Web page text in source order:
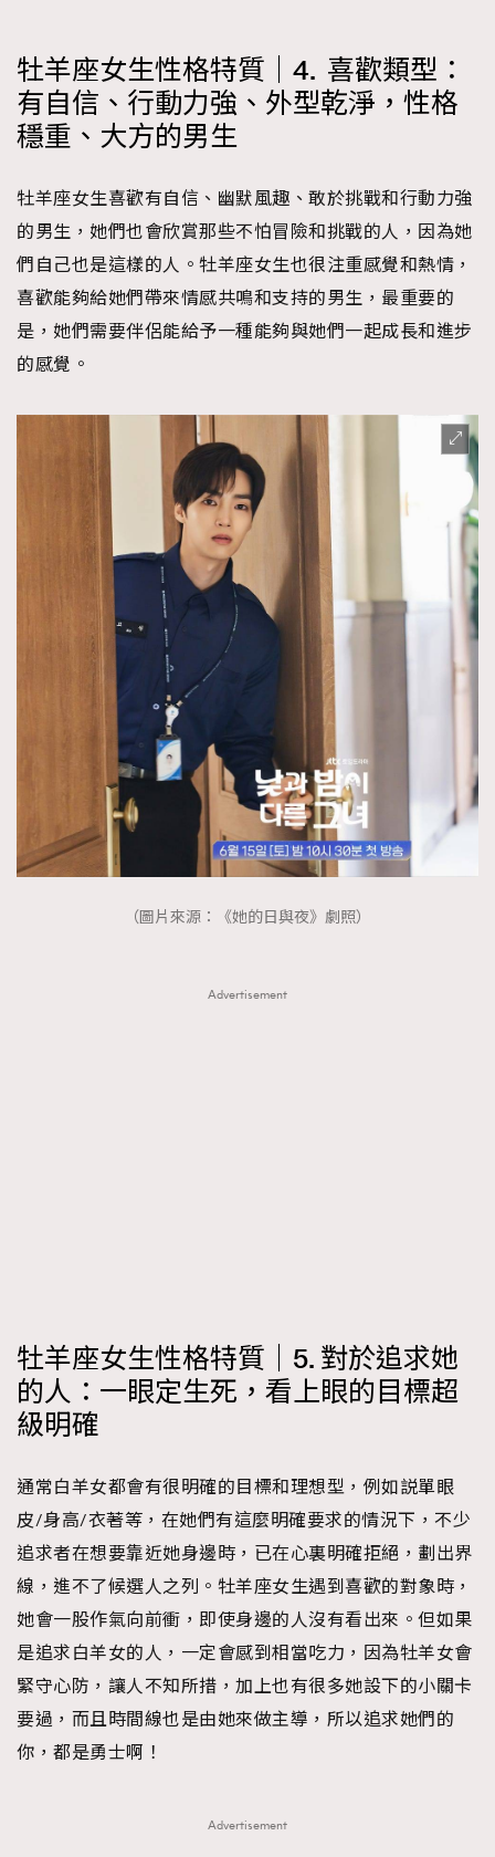
牡羊座女生性格特質｜4. 喜歡類型：
有自信、行動力強、外型乾淨，性格
穩重、大方的男生
牡羊座女生喜歡有自信、幽默風趣、敢於挑戰和行動力強
的男生，她們也會欣賞那些不怕冒險和挑戰的人，因為她
們自己也是這樣的人。牡羊座女生也很注重感覺和熱情，
喜歡能夠給她們帶來情感共鳴和支持的男生，最重要的
是，她們需要伴侶能給予一種能夠與她們一起成長和進步
的感覺。
（圖片來源：《她的日與夜》劇照）
Advertisement
牡羊座女生性格特質｜5. 對於追求她
的人：一眼定生死，看上眼的目標超
級明確
通常白羊女都會有很明確的目標和理想型，例如説單眼
皮/身高/衣著等，在她們有這麼明確要求的情況下，不少
追求者在想要靠近她身邊時，已在心裏明確拒絕，劃出界
線，進不了候選人之列。牡羊座女生遇到喜歡的對象時，
她會一股作氣向前衝，即使身邊的人沒有看出來。但如果
是追求白羊女的人，一定會感到相當吃力，因為牡羊女會
緊守心防，讓人不知所措，加上也有很多她設下的小關卡
要過，而且時間線也是由她來做主導，所以追求她們的
你，都是勇士啊！
Advertisement